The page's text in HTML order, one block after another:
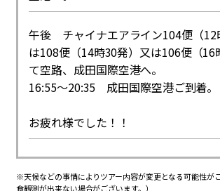
午後 チャイナエアライン104便（12
は108便（14時30発）又は106便（16
て空路、成田国際空港へ。
16:55～20:35 成田国際空港ご到着。
お疲れ様でした！！
※天候などの事情によりツアー内容が変更となる可能性が
食観測が出来ない場合がございます。）